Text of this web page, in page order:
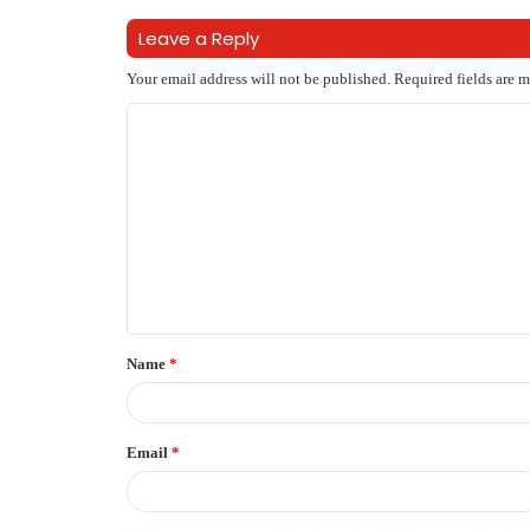
Leave a Reply
Your email address will not be published. Required fields are
t
*
Name *
Email *